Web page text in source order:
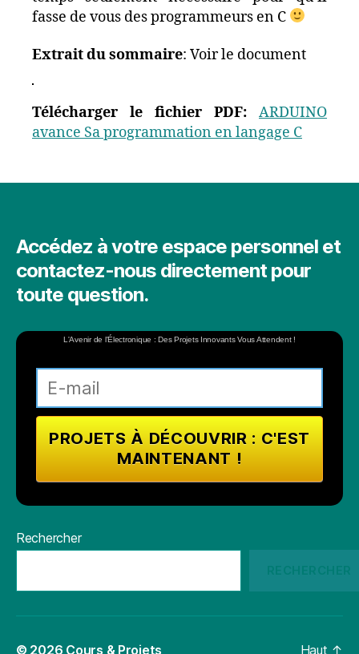
fasse de vous des programmeurs en C
Extrait du sommaire: Voir le document
Télécharger le fichier PDF:
ARDUINO
avance Sa programmation en langage C
Accédez à votre espace personnel et
contactez-nous directement pour
toute question.
L'Avenir de l'Électronique : Des Projets Innovants Vous Attendent !
Rechercher
© 2026 Cours & Projets Haut ↑